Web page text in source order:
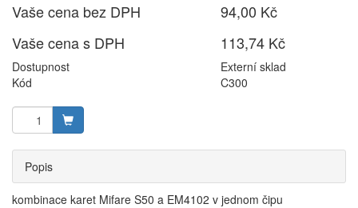
Vaše cena bez DPH
94,00 Kč
Vaše cena s DPH
113,74 Kč
Dostupnost
Externí sklad
Kód
C300
Popis
kombinace karet Mifare S50 a EM4102 v jednom čipu